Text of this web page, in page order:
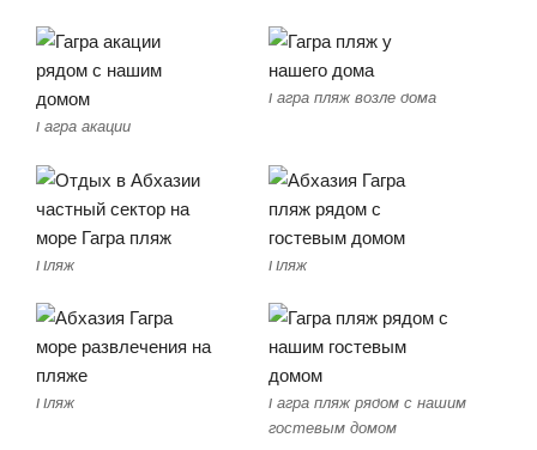
Гагра акации
Гагра пляж возле дома
Пляж Пляж
Пляж
Гагра пляж рядом с нашим
гостевым домом